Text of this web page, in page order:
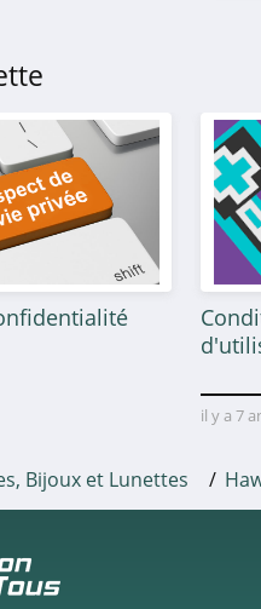
4.8
4.0
4.6
Wellington
il y a 7
Bijoux et Lunettes